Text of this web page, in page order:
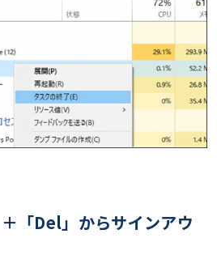
「Del」からサインアウ